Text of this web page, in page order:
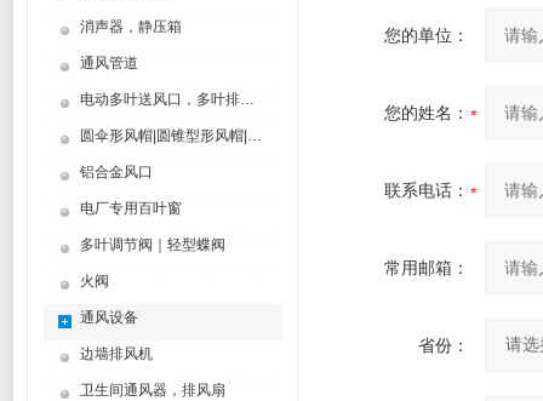
消声器，静压箱
通风管道
电动多叶送风口，多叶排烟口
圆伞形风帽|圆锥型形风帽|筒形风帽
铝合金风口
电厂专用百叶窗
多叶调节阀｜轻型蝶阀
火阀
通风设备
边墙排风机
卫生间通风器，排风扇
您的单位：
您的姓名：
联系电话：
常用邮箱：
省份：